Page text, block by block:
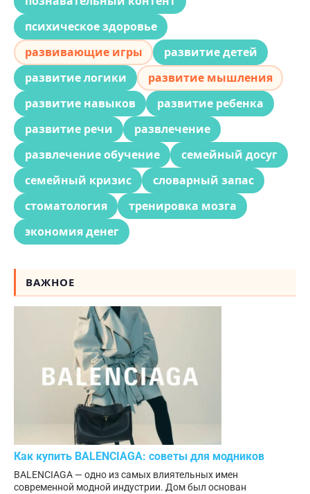
психическое здоровье
развивающие игры
развитие детей
развитие логики
развитие мышления
развитие навыков
развитие ребенка
развитие речи
развлечение
развлечение обучение
семейный досуг
семейный кризис
словарный запас
стоматология
тренировка мозга
экономия денег
ВАЖНОЕ
Как купить BALENCIAGA: советы для модников
BALENCIAGA — одно из самых влиятельных имен
современной модной индустрии. Дом был основан